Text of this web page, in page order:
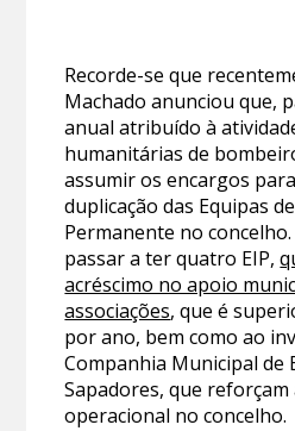
Recorde-se que
Machado anunciou que,
anual atribuído à
humanitárias de
assumir os encargos
duplicação das Equipas
Permanente no
passar a ter quatro EIP,
acréscimo no apoio
associações, que é
por ano, bem como ao
Companhia Municipal de
Sapadores, que reforçam
operacional no concelho.